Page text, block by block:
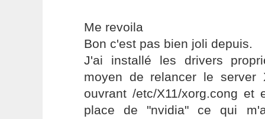
Me revoila
Bon c'est pas bien joli depuis.
J'ai installé les drivers
moyen de relancer le
ouvrant /etc/X11/xorg.cong
place de "nvidia" ce qui